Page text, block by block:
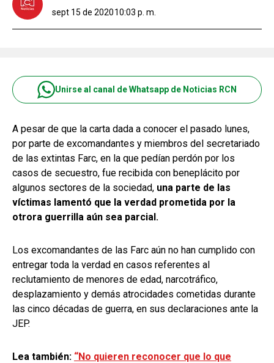
sept 15 de 202010:03 p. m.
Unirse al canal de Whatsapp de Noticias RCN
A pesar de que la carta dada a conocer el pasado lunes,
por parte de excomandantes y miembros del secretariado
de las extintas Farc, en la que pedían perdón por los
casos de secuestro, fue recibida con beneplácito por
algunos sectores de la sociedad, una parte de las
víctimas lamentó que la verdad prometida por la
otrora guerrilla aún sea parcial.
Los excomandantes de las Farc aún no han cumplido con
entregar toda la verdad en casos referentes al
reclutamiento de menores de edad, narcotráfico,
desplazamiento y demás atrocidades cometidas durante
las cinco décadas de guerra, en sus declaraciones ante la
JEP.
Lea también: “No quieren reconocer que lo que